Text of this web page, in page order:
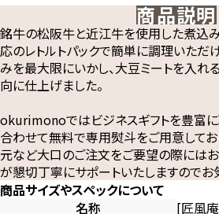
商品説明
銘牛の松阪牛と近江牛を使用した煮込
応のレトルトパックで簡単に調理いただ
みを最大限にいかし、大豆ミートを入れ
向に仕上げました。
okurimonoではビジネスギフトを豊富に
合わせて無料で専用熨斗をご用意してお
元など大口のご注文をご要望の際にはお
が懇切丁寧にサポートいたしますのでお
商品サイズやスペックについて
名称
[匠風庵